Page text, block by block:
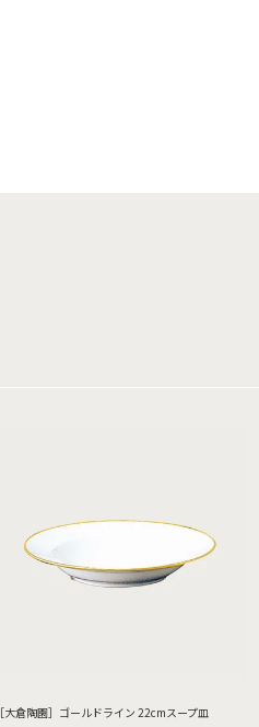
［大倉陶園］ゴールドライン 22cmスープ皿